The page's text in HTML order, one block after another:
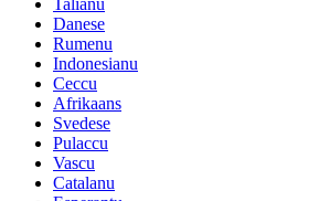
Danese
Rumenu
Indonesianu
Ceccu
Afrikaans
Svedese
Pulaccu
Vascu
Catalanu